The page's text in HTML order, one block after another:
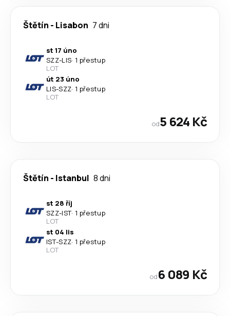
Štětín - Lisabon 7 dni
st 17 úno
SZZ-LIS· 1 přestup
LOT
út 23 úno
LIS-SZZ· 1 přestup
LOT
od5 624 Kč
Štětín - Istanbul 8 dni
st 28 říj
SZZ-IST· 1 přestup
LOT
st 04 lis
IST-SZZ· 1 přestup
LOT
od6 089 Kč